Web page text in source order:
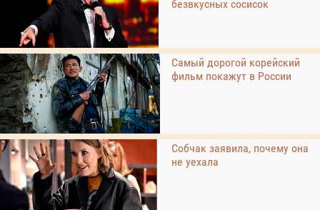
безвкусных сосисок
Самый дорогой корейский
фильм покажут в России
Собчак заявила, почему она
не уехала